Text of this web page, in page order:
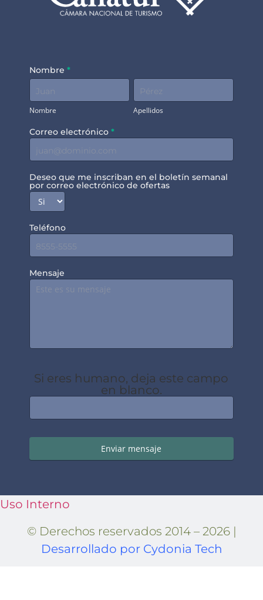
Footer
Nombre *
Nombre
Nombre
Apellidos
Apellidos
Correo electrónico *
Deseo que me inscriban en el boletín semanal
por correo electrónico de ofertas
Teléfono
Mensaje
Si eres humano, deja este campo
en blanco.
Enviar mensaje
Uso Interno
© Derechos reservados 2014 – 2026 |
Desarrollado por Cydonia Tech